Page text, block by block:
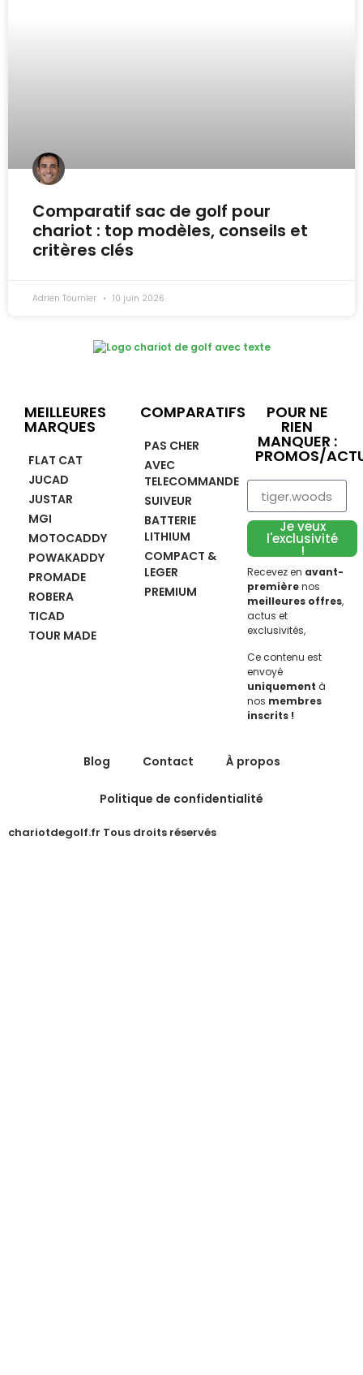
Comparatif sac de golf pour
chariot : top modèles, conseils et
critères clés
Adrien Tournier 10 juin 2026
MEILLEURES
MARQUES
FLAT CAT
JUCAD
JUSTAR
MGI
MOTOCADDY
POWAKADDY
PROMADE
ROBERA
TICAD
TOUR MADE
COMPARATIFS
PAS CHER
AVEC
TELECOMMANDE
SUIVEUR
BATTERIE
LITHIUM
COMPACT &
LEGER
PREMIUM
POUR NE
RIEN
MANQUER :
PROMOS/
Je veux
l'exclusivité
!
Recevez en avant-
premièrenos
meilleures offres,
actus et
exclusivités,
Ce contenu est
envoyé
uniquement à
nos membres
inscrits !
chariotdegolf.fr Tous droits réservés
Blog Contact À propos
Politique de confidentialité